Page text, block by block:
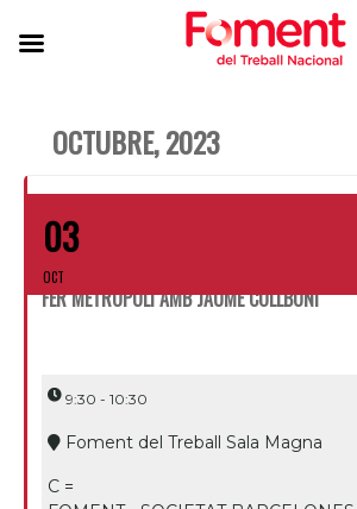
OCTUBRE, 2023
03
OCT
FER METRÒPOLI AMB JAUME COLLBONI
9:30 - 10:30
Foment del Treball Sala Magna
C =